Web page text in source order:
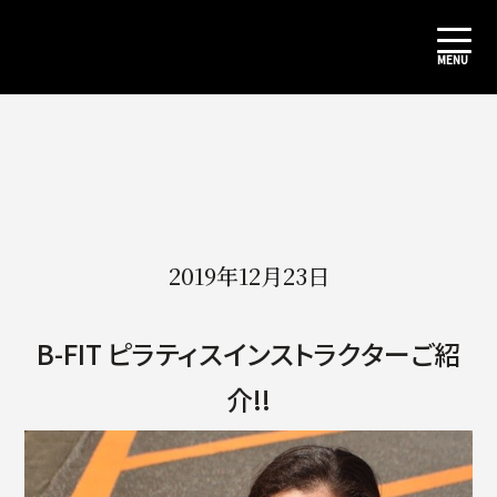
2019年12月23日
B-FIT ピラティスインストラクターご紹
介!!